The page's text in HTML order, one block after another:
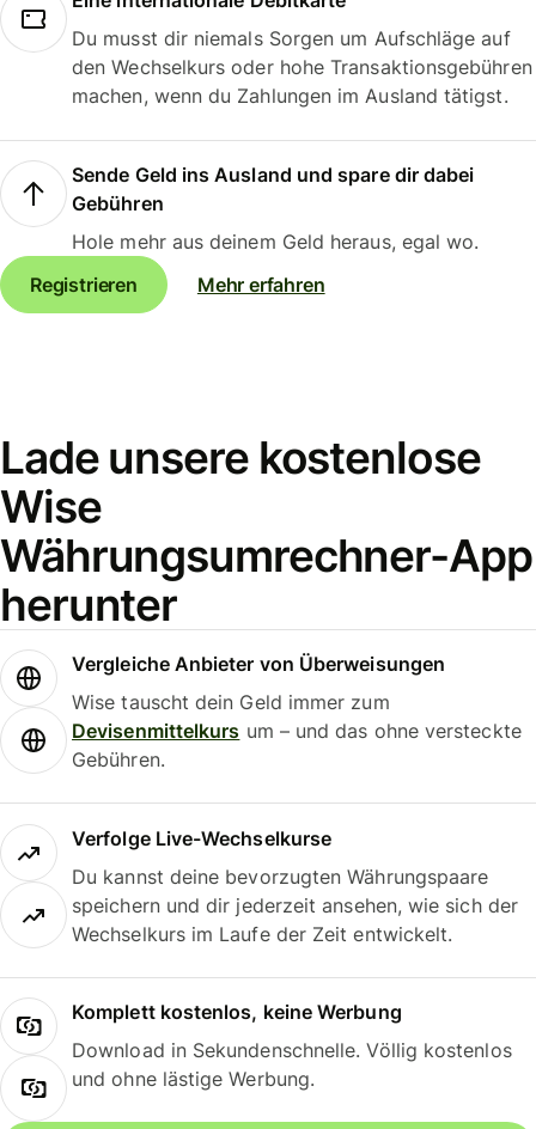
Du musst dir niemals Sorgen um Aufschläge auf
den Wechselkurs oder hohe Transaktionsgebühren
machen, wenn du Zahlungen im Ausland tätigst.
Sende Geld ins Ausland und spare dir dabei
Gebühren
Hole mehr aus deinem Geld heraus, egal wo.
Registrieren
Mehr erfahren
Lade unsere kostenlose
Wise
Währungsumrechner-App
herunter
Vergleiche Anbieter von Überweisungen
Wise tauscht dein Geld immer zum
Devisenmittelkurs um – und das ohne versteckte
Gebühren.
Verfolge Live-Wechselkurse
Du kannst deine bevorzugten Währungspaare
speichern und dir jederzeit ansehen, wie sich der
Wechselkurs im Laufe der Zeit entwickelt.
Komplett kostenlos, keine Werbung
Download in Sekundenschnelle. Völlig kostenlos
und ohne lästige Werbung.